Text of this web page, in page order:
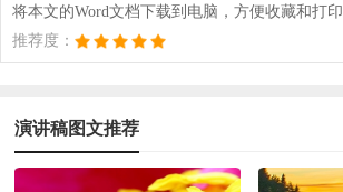
将本文的Word文档下载到电脑，方便收藏和打印
推荐度：
演讲稿图文推荐